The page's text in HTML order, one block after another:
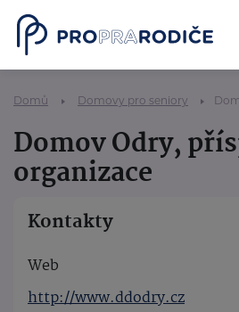
Domů Domovy pro seniory
Domov Odry,
organizace
Kontakty
Web
http://www.ddodry.cz